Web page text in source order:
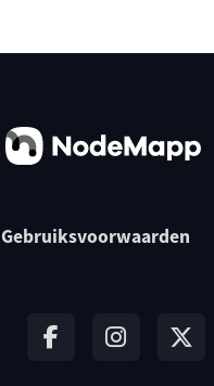
Gebruiksvoorwaarden